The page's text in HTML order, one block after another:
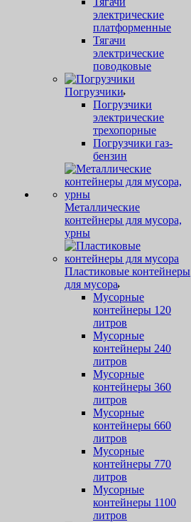
электрические
платформенные
Тягачи
электрические
поводковые
Погрузчики
Погрузчики
электрические
трехопорные
Погрузчики газ-
бензин
Металлические
контейнеры для мусора,
урны
Пластиковые контейнеры
для мусора
Мусорные
контейнеры 120
литров
Мусорные
контейнеры 240
литров
Мусорные
контейнеры 360
литров
Мусорные
контейнеры 660
литров
Мусорные
контейнеры 770
литров
Мусорные
контейнеры 1100
литров